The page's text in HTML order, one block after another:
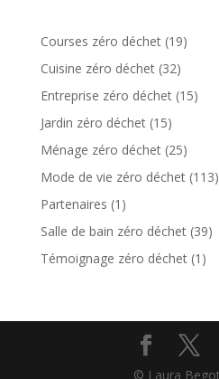
Courses zéro déchet(19)
Cuisine zéro déchet(32)
Entreprise zéro déchet(15)
Jardin zéro déchet(15)
Ménage zéro déchet(25)
Mode de vie zéro déchet(113)
Partenaires (1)
Salle de bain zéro déchet(39)
Témoignage zéro déchet(1)
© Laura